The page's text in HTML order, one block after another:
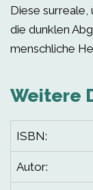
Diese
die dunklen
menschliche
Weitere
ISBN:
Autor: